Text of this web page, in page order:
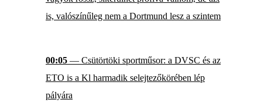
is, valószínűleg nem a Dortmund lesz a szintem
00:05 — Csütörtöki sportműsor: a DVSC és az
ETO is a Kl harmadik selejtezőkörében lép
pályára